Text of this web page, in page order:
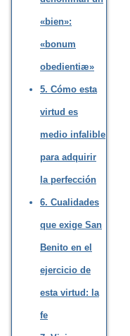
«bien»:
«bonum
obedientiæ»
5. Cómo esta
virtud es
medio infalible
para adquirir
la perfección
6. Cualidades
que exige San
Benito en el
ejercicio de
esta virtud: la
fe